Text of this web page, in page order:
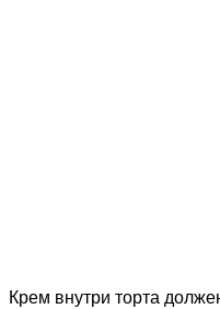
Крем внутри торта